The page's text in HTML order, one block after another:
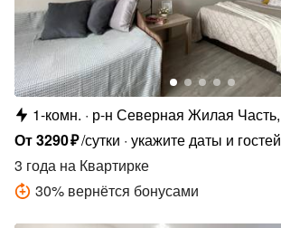
1-комн.
р-н Северная Жилая Часть, мкр. Советский,
4/4
От3290₽/сутки укажите даты и гостей
3 года на Квартирке
30% вернётся бонусами